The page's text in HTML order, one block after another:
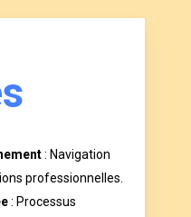
s
: Navigation
professionnelles.
: Processus